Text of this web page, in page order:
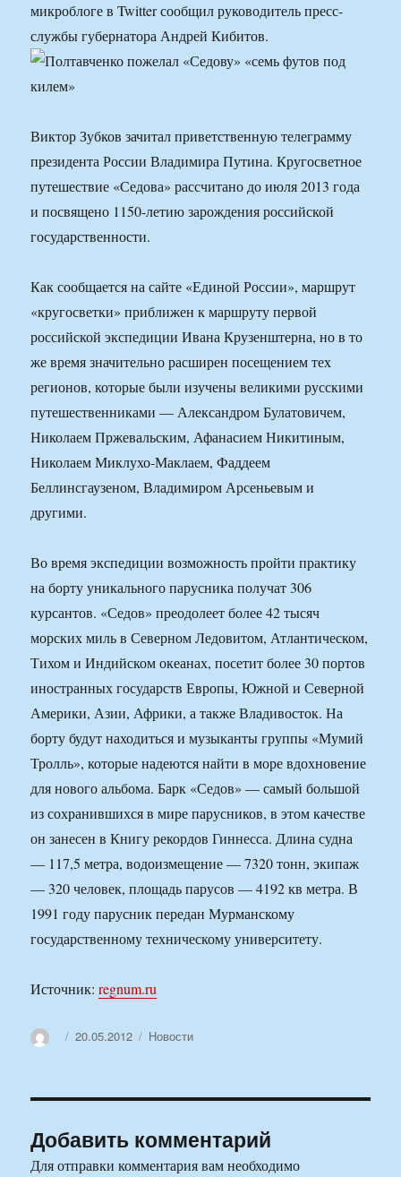
микроблоге в Twitter сообщил руководитель пресс-
службы губернатора Андрей Кибитов.
Виктор Зубков зачитал приветственную телеграмму
президента России Владимира Путина. Кругосветное
путешествие «Седова» рассчитано до июля 2013 года
и посвящено 1150-летию зарождения российской
государственности.
Как сообщается на сайте «Единой России», маршрут
«кругосветки» приближен к маршруту первой
российской экспедиции Ивана Крузенштерна, но в то
же время значительно расширен посещением тех
регионов, которые были изучены великими русскими
путешественниками — Александром Булатовичем,
Николаем Пржевальским, Афанасием Никитиным,
Николаем Миклухо-Маклаем, Фаддеем
Беллинсгаузеном, Владимиром Арсеньевым и
другими.
Во время экспедиции возможность пройти практику
на борту уникального парусника получат 306
курсантов. «Седов» преодолеет более 42 тысяч
морских миль в Северном Ледовитом, Атлантическом,
Тихом и Индийском океанах, посетит более 30 портов
иностранных государств Европы, Южной и Северной
Америки, Азии, Африки, а также Владивосток. На
борту будут находиться и музыканты группы «Мумий
Тролль», которые надеются найти в море вдохновение
для нового альбома. Барк «Седов» — самый большой
из сохранившихся в мире парусников, в этом качестве
он занесен в Книгу рекордов Гиннесса. Длина судна
— 117,5 метра, водоизмещение — 7320 тонн, экипаж
— 320 человек, площадь парусов — 4192 кв метра. В
1991 году парусник передан Мурманскому
государственному техническому университету.
Источник:regnum.ru
АвторОпубликовано
20.05.2012 Рубрики
Новости
Добавить комментарий
Для отправки комментария вам необходимо